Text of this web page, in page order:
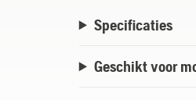
Specificaties
Geschikt voor